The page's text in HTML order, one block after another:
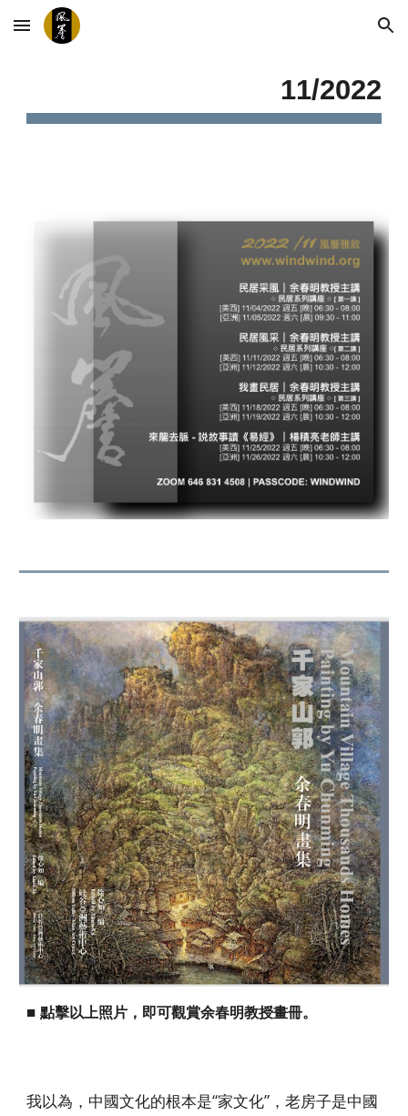
Skip to main content Skip to navigation
11/2022
■點擊以上照片，即可觀賞余春明教授畫冊。
我以為，中國文化的根本是“家文化”，老房子是中國